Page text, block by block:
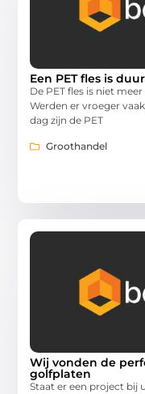
Een PET fles is
De PET fles is niet
Werden er vroeger
dag zijn de PET
Groothandel
Wij vonden de
golfplaten
Staat er een project bij